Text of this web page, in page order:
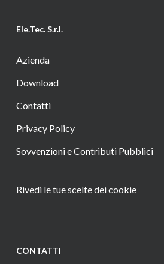
Ele.Tec. S.r.l.
Azienda
Download
Contatti
Privacy Policy
Sovvenzioni e Contributi Pubblici
Rivedi le tue scelte dei cookie
CONTATTI